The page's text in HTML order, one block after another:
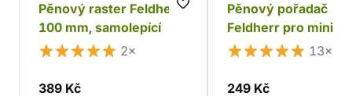
Pěnový raster Feldherr,
100 mm, samolepící
2×
389 Kč
Pěnový pořadač
Feldherr pro
Games Workshop
13×
249 Kč